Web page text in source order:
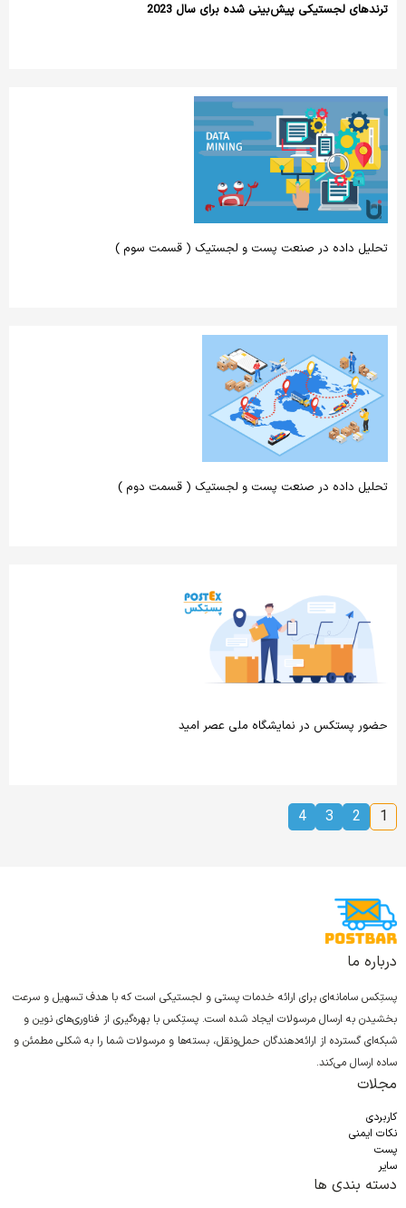
ترندهای لجستیکی پیش‌بینی شده برای سال 2023
تحلیل داده در صنعت پست و لجستیک ( قسمت سوم )
تحلیل داده در صنعت پست و لجستیک ( قسمت دوم )
حضور پستکس در نمایشگاه ملی عصر امید
1
2
3
4
درباره ما
پستِکس سامانه‌ای برای ارائه خدمات پستی و لجستیکی است که با هدف تسهیل و سرعت
بخشیدن به ارسال مرسولات ایجاد شده است. پستِکس با بهره‌گیری از فناوری‌های نوین و
شبکه‌ای گسترده از ارائه‌دهندگان حمل‌ونقل، بسته‌ها و مرسولات شما را به شکلی مطمئن و
ساده ارسال می‌کند.
مجلات
کاربردی
نکات ایمنی
پست
سایر
دسته بندی ها